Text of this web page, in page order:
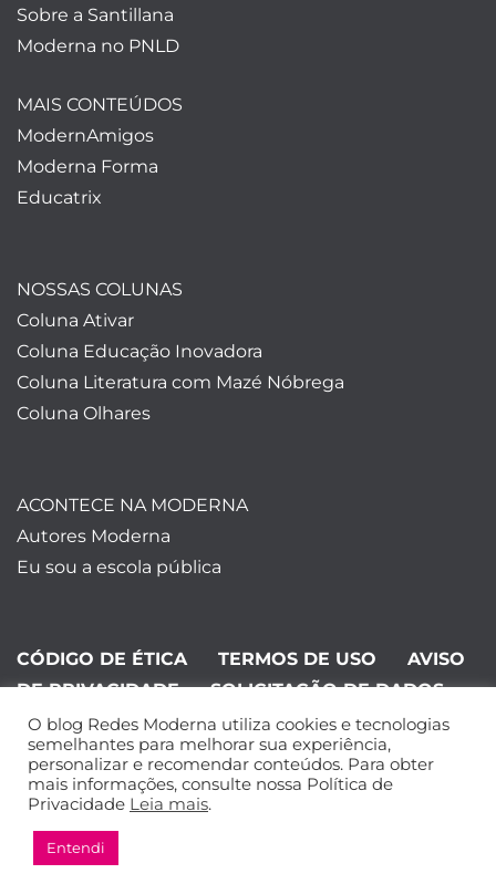
Sobre a Santillana
Moderna no PNLD
MAIS CONTEÚDOS
ModernAmigos
Moderna Forma
Educatrix
NOSSAS COLUNAS
Coluna Ativar
Coluna Educação Inovadora
Coluna Literatura com Mazé Nóbrega
Coluna Olhares
ACONTECE NA MODERNA
Autores Moderna
Eu sou a escola pública
CÓDIGO DE ÉTICA TERMOS DE USO
AVISO
DE PRIVACIDADE
SOLICITAÇÃO DE DADOS
©Editora Moderna 2024. Todos os
direitos reservados.
O blog Redes Moderna utiliza cookies e tecnologias
semelhantes para melhorar sua experiência,
personalizar e recomendar conteúdos. Para obter
mais informações, consulte nossa Política de
Privacidade Leia mais.
Entendi